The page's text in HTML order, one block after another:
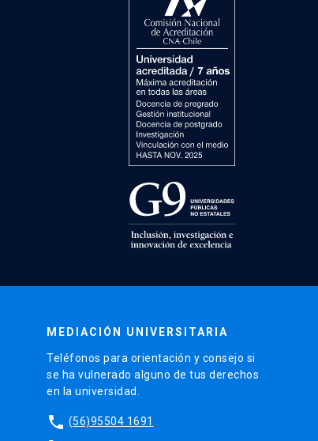
MEDIACIÓN UNIVERSITARIA
Teléfonos para orientación y consejo si
se ha vulnerado alguno de tus derechos
en la universidad.
phone (56)95504 1691